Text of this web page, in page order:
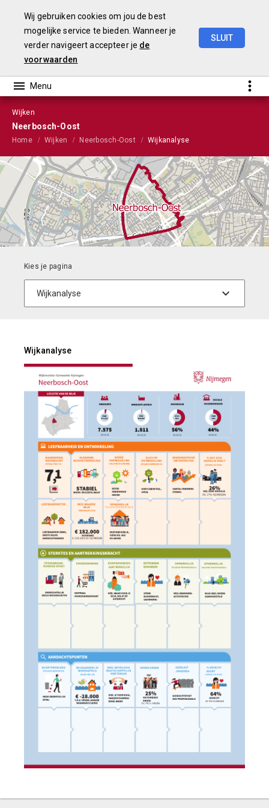
Wij gebruiken cookies om jou de best
mogelijke service te bieden. Wanneer je
verder navigeert accepteer je de
voorwaarden
SLUIT
Wijken
Neerbosch-Oost
Home Wijken Neerbosch-Oost Wijkanalyse
Wijkanalyse